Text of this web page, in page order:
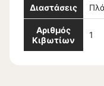
Διαστάσεις
Αριθμός
Κιβωτίων
1